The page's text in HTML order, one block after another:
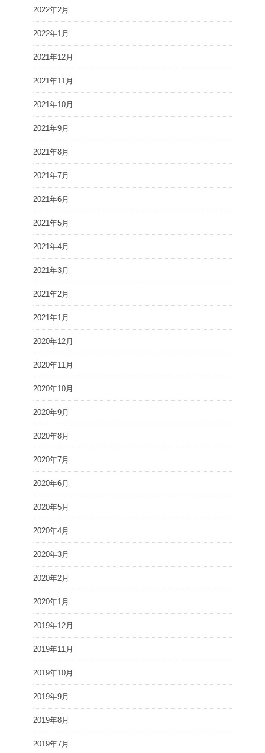
2022年2月
2022年1月
2021年12月
2021年11月
2021年10月
2021年9月
2021年8月
2021年7月
2021年6月
2021年5月
2021年4月
2021年3月
2021年2月
2021年1月
2020年12月
2020年11月
2020年10月
2020年9月
2020年8月
2020年7月
2020年6月
2020年5月
2020年4月
2020年3月
2020年2月
2020年1月
2019年12月
2019年11月
2019年10月
2019年9月
2019年8月
2019年7月